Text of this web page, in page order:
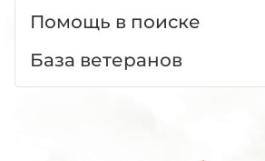
Помощь в поиске
База ветеранов